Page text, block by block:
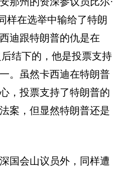
样在选举中输给了特朗
迪跟特朗普的仇是在
结下的，他是投票支持
。虽然卡西迪在特朗普
，投票支持了特朗普的
案，但显然特朗普还是
国会山议员外，同样遭